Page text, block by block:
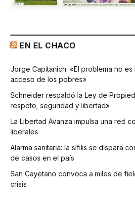
EN EL CHACO
Jorge Capitanich: «El problema no
acceso de los pobres»
Schneider respaldó la Ley de
respeto, seguridad y libertad»
La Libertad Avanza impulsa una red
liberales
Alarma sanitaria: la sífilis se dispara
de casos en el país
San Cayetano convoca a miles de
crisis